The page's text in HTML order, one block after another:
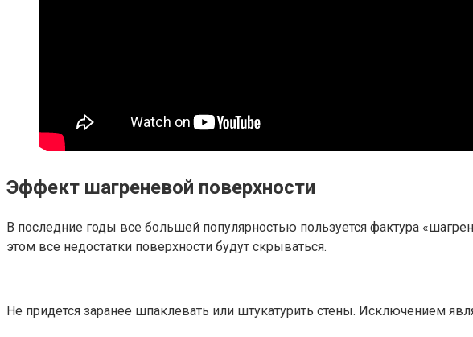
Эффект шагреневой поверхности
В последние годы все большей популярностью пользуется фактура
этом все недостатки поверхности будут скрываться.
Не придется заранее шпаклевать или штукатурить стены. Исключением